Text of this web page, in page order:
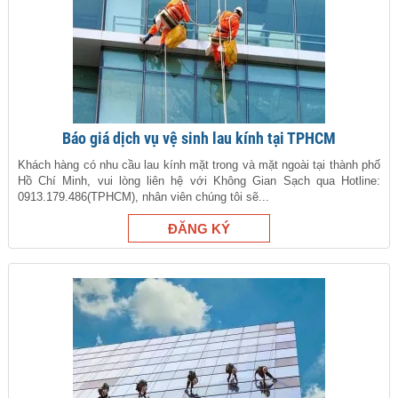
Báo giá dịch vụ vệ sinh lau kính tại TPHCM
Khách hàng có nhu cầu lau kính mặt trong và mặt ngoài tại thành phố
Hồ Chí Minh, vui lòng liên hệ với Không Gian Sạch qua Hotline:
0913.179.486(TPHCM), nhân viên chúng tôi sẽ...